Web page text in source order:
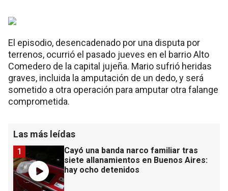
El episodio, desencadenado por una disputa por
terrenos, ocurrió el pasado jueves en el barrio Alto
Comedero de la capital jujeña. Mario sufrió heridas
graves, incluida la amputación de un dedo, y será
sometido a otra operación para amputar otra falange
comprometida.
Las más leídas
Cayó una banda narco familiar tras
siete allanamientos en Buenos Aires:
hay ocho detenidos
1